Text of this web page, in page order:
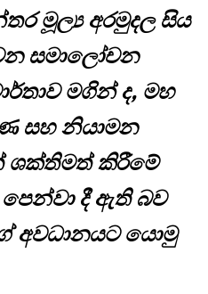
මූල්‍ය අරමුදල සිය
සමාලෝචන
මගින් ද, මහ
සහ නියාමන
ශක්තිමත් කිරීමේ
පෙන්වා දී ඇති බව
අවධානයට යොමු